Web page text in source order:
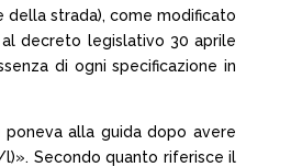
della strada), come modificato
decreto legislativo 30 aprile
di ogni specificazione in
alla guida dopo avere
Secondo quanto riferisce il